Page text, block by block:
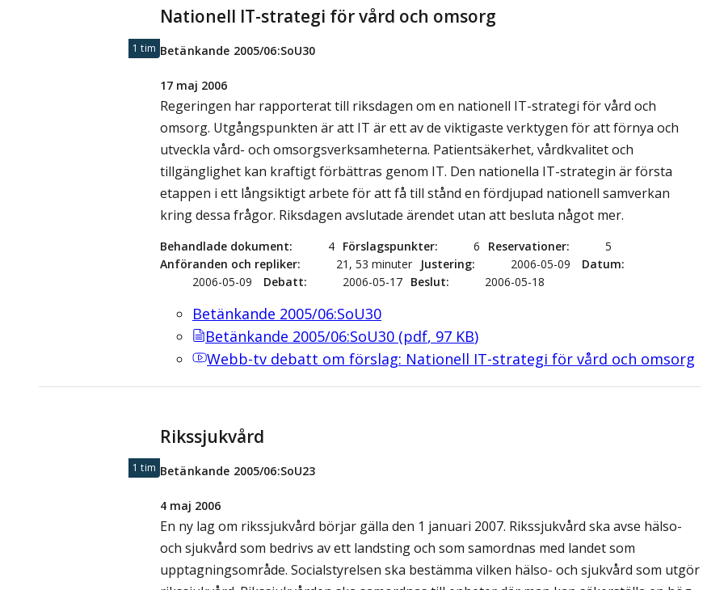
1 tim
Nationell IT-strategi för vård och omsorg
Betänkande 2005/06:SoU30
17 maj 2006
Regeringen har rapporterat till riksdagen om en nationell IT-strategi för vård och
omsorg. Utgångspunkten är att IT är ett av de viktigaste verktygen för att förnya och
utveckla vård- och omsorgsverksamheterna. Patientsäkerhet, vårdkvalitet och
tillgänglighet kan kraftigt förbättras genom IT. Den nationella IT-strategin är första
etappen i ett långsiktigt arbete för att få till stånd en fördjupad nationell samverkan
kring dessa frågor. Riksdagen avslutade ärendet utan att besluta något mer.
Behandlade dokument 4 Förslagspunkter 6 Reservationer
5
Anföranden och repliker
21, 53 minuter Justering 2006-05-09
Datum
2006-05-09
Debatt 2006-05-17 Beslut 2006-05-18
Betänkande 2005/06:SoU30
Betänkande 2005/06:SoU30 (pdf, 97 KB)
Webb-tv debatt om förslag: Nationell IT-strategi för vård och omsorg
1 tim
Rikssjukvård
Betänkande 2005/06:SoU23
4 maj 2006
En ny lag om rikssjukvård börjar gälla den 1 januari 2007. Rikssjukvård ska avse hälso-
och sjukvård som bedrivs av ett landsting och som samordnas med landet som
upptagningsområde. Socialstyrelsen ska bestämma vilken hälso- och sjukvård som utgör